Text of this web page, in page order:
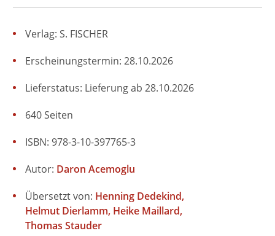
Verlag: S. FISCHER
Übersetzt von: Henning Dedekind
Helmut Dierlamm Heike Maillard
Thomas Stauder
Erscheinungstermin: 28.10.2026
Lieferstatus: Lieferung ab 28.10.2026
ISBN: 978-3-10-397765-3
640 Seiten
Autor: Daron Acemoglu